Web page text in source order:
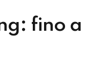
fino a